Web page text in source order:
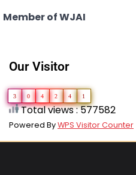
Member of WJAI
Our Visitor
3 0 4 2 4 1
Total views : 577582
Powered ByWPS Visitor Counter